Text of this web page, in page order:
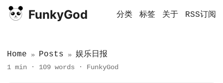
FunkyGod 分类 标签 关于 RSS订阅
Home » Posts » 娱乐日报
1 min · 109 words · FunkyGod